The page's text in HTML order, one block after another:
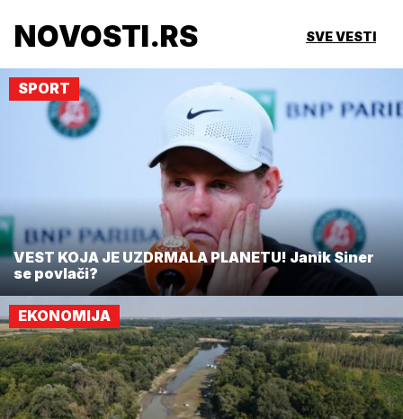
NOVOSTI.RS SVE VESTI
SPORT
VEST KOJA JE UZDRMALA PLANETU! Janik Siner
se povlači?
EKONOMIJA